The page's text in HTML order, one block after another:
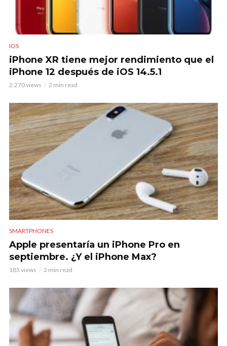
IOS
iPhone XR tiene mejor rendimiento que el
iPhone 12 después de iOS 14.5.1
2.270 views 2 min read
SMARTPHONES
Apple presentaría un iPhone Pro en
septiembre. ¿Y el iPhone Max?
185 views 2 min read